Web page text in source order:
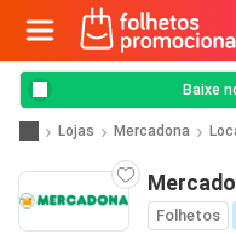
Baixe
Lojas Mercadona
Folhetos